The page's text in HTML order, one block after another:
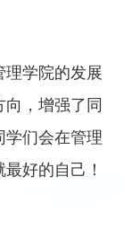
理学院的发展
，增强了同
学们会在管理
好的自己！